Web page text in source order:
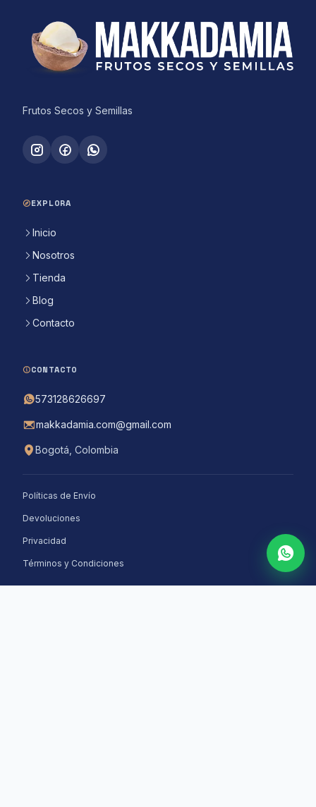
Frutos Secos y Semillas
EXPLORA
Inicio
Nosotros
Tienda
Blog
Contacto
CONTACTO
573128626697
makkadamia.com@gmail.com
Bogotá, Colombia
Políticas de Envío
Devoluciones
Privacidad
Términos y Condiciones